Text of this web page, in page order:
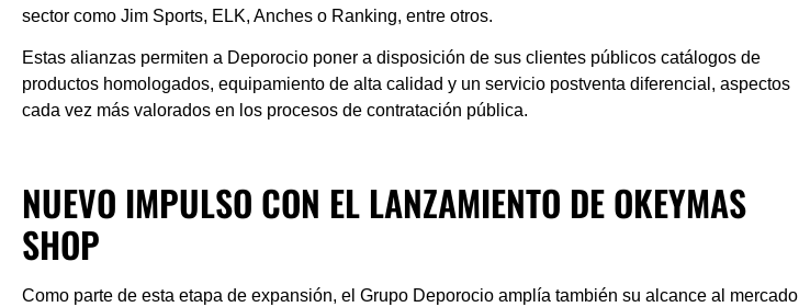
sector como Jim Sports, ELK, Anches o Ranking, entre otros.
Estas alianzas permiten a Deporocio poner a disposición de sus clientes públicos catálogos de
productos homologados, equipamiento de alta calidad y un servicio postventa diferencial, aspectos
cada vez más valorados en los procesos de contratación pública.
NUEVO IMPULSO CON EL LANZAMIENTO DE OKEYMAS
SHOP
Como parte de esta etapa de expansión, el Grupo Deporocio amplía también su alcance al mercado